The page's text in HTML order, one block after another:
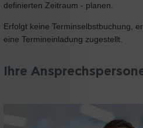
definierten Zeitraum - planen.
Erfolgt keine Terminselbstbuchung,
eine Termineinladung zugestellt.
Ihre